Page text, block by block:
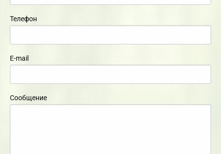
Телефон
E-mail
Сообщение